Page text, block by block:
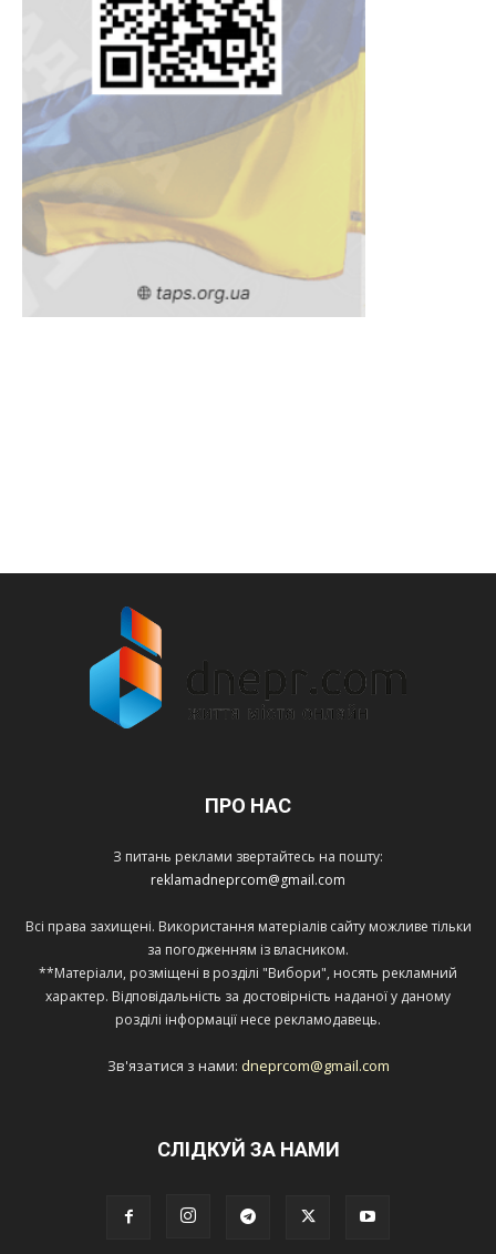
ПРО НАС
З питань реклами звертайтесь на пошту:
reklamadneprcom@gmail.com
Всі права захищені. Використання матеріалів сайту можливе тільки
за погодженням із власником.
**Матеріали, розміщені в розділі "Вибори", носять рекламний
характер. Відповідальність за достовірність наданої у даному
розділі інформації несе рекламодавець.
Зв'язатися з нами: dneprcom@gmail.com
СЛІДКУЙ ЗА НАМИ